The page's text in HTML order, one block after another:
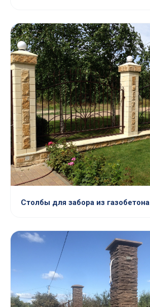
Столбы для забора из газобетона